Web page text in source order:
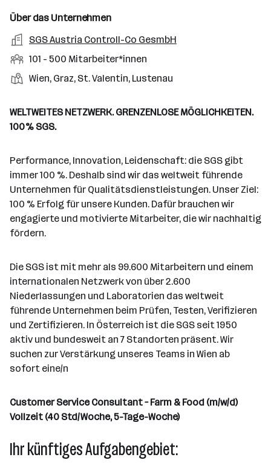
s
r
t
n
e
b
n
s
m
o
d
e
t
o
t
u
s
f
l
e
r
f
n
e
S
l
l
n
Über das Unternehmen
A
r
e
t
g
b
e
r
SGS Austria Controll-Co GesmbH
M
i
t
r
b
i
t
e
r
*
i
n
e
n
a
n
z
a
h
101 - 500 Mitarbeiter*innen
S
a
n
r
t
e
Wien, Graz, St. Valentin, Lustenau
WELTWEITES NETZWERK. GRENZENLOSE MÖGLICHKEITEN.
100% SGS.
Performance, Innovation, Leidenschaft: die SGS gibt
immer 100 %. Deshalb sind wir das weltweit führende
Unternehmen für Qualitätsdienstleistungen. Unser Ziel:
100 % Erfolg für unsere Kunden. Dafür brauchen wir
engagierte und motivierte Mitarbeiter, die wir nachhaltig
fördern.
Die SGS ist mit mehr als 99.600 Mitarbeitern und einem
internationalen Netzwerk von über 2.600
Niederlassungen und Laboratorien das weltweit
führende Unternehmen beim Prüfen, Testen, Verifizieren
und Zertifizieren. In Österreich ist die SGS seit 1950
aktiv und bundesweit an 7 Standorten präsent. Wir
suchen zur Verstärkung unseres Teams in Wien ab
sofort eine/n
Customer Service Consultant – Farm & Food (m/w/d)
Vollzeit (40 Std/Woche, 5-Tage-Woche)
Ihr künftiges Aufgabengebiet: